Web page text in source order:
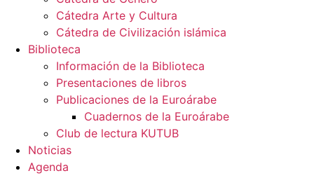
Cátedra Arte y Cultura
Cátedra de Civilización islámica
Biblioteca
Información de la Biblioteca
Presentaciones de libros
Publicaciones de la Euroárabe
Cuadernos de la Euroárabe
Club de lectura KUTUB
Noticias
Agenda